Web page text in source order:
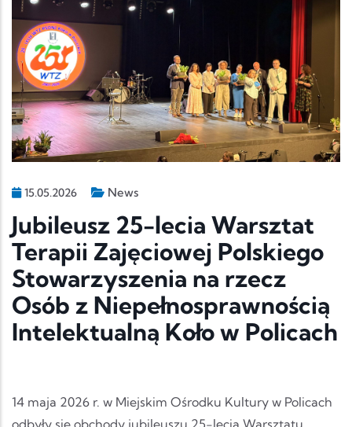
15.05.2026 News
Jubileusz 25-lecia Warsztat
Terapii Zajęciowej Polskiego
Stowarzyszenia na rzecz
Osób z Niepełnosprawnością
Intelektualną Koło w Policach
14 maja 2026 r. w Miejskim Ośrodku Kultury w Policach